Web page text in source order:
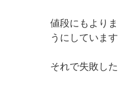
値段にもより
うにしています
それで失敗し